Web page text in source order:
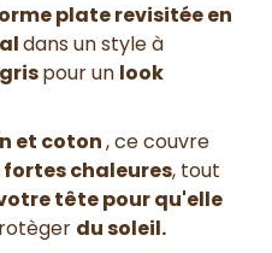
plate revisitée en
dans un style à
pour un look
et coton, ce couvre
chaleures, tout
tête pour qu'elle
du soleil.